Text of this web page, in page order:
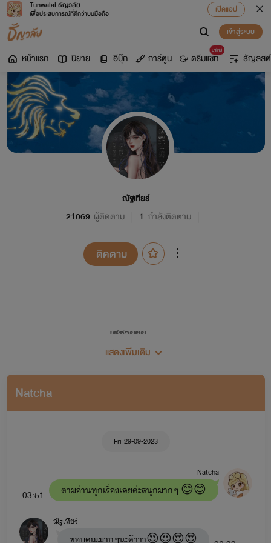
Tunwalai ธัญวลัย
เพื่อประสบการณ์ที่ดีกว่าบนมือถือ
เปิดแอป
เข้าสู่ระบบ
หน้าแรก นิยาย อีบุ๊ก การ์ตูน
มาใหม่
ดรีมแชท ธัญลิสต์
ณัฐเทียร์
21069 ผู้ติดตาม 1 กำลังติดตาม
ติดตาม
เซฮายยย...
ยินดีต้อนรับเข้าสู่โลกเขย่าขวัญ (เขย่าทำไม 555)
🖋🍀แต่งนิยายครั้งแรก 28 พฤศจิกายน 2562🍀
แสดงเพิ่มเติม
Natcha
Fri 29-09-2023
Natcha
03:51 ตามอ่านทุกเรื่องเลยค่ะสนุกมากๆ 😊😊
ณัฐเทียร์
ขอบคุณมากๆนะค๊าาา😍😍😍😍